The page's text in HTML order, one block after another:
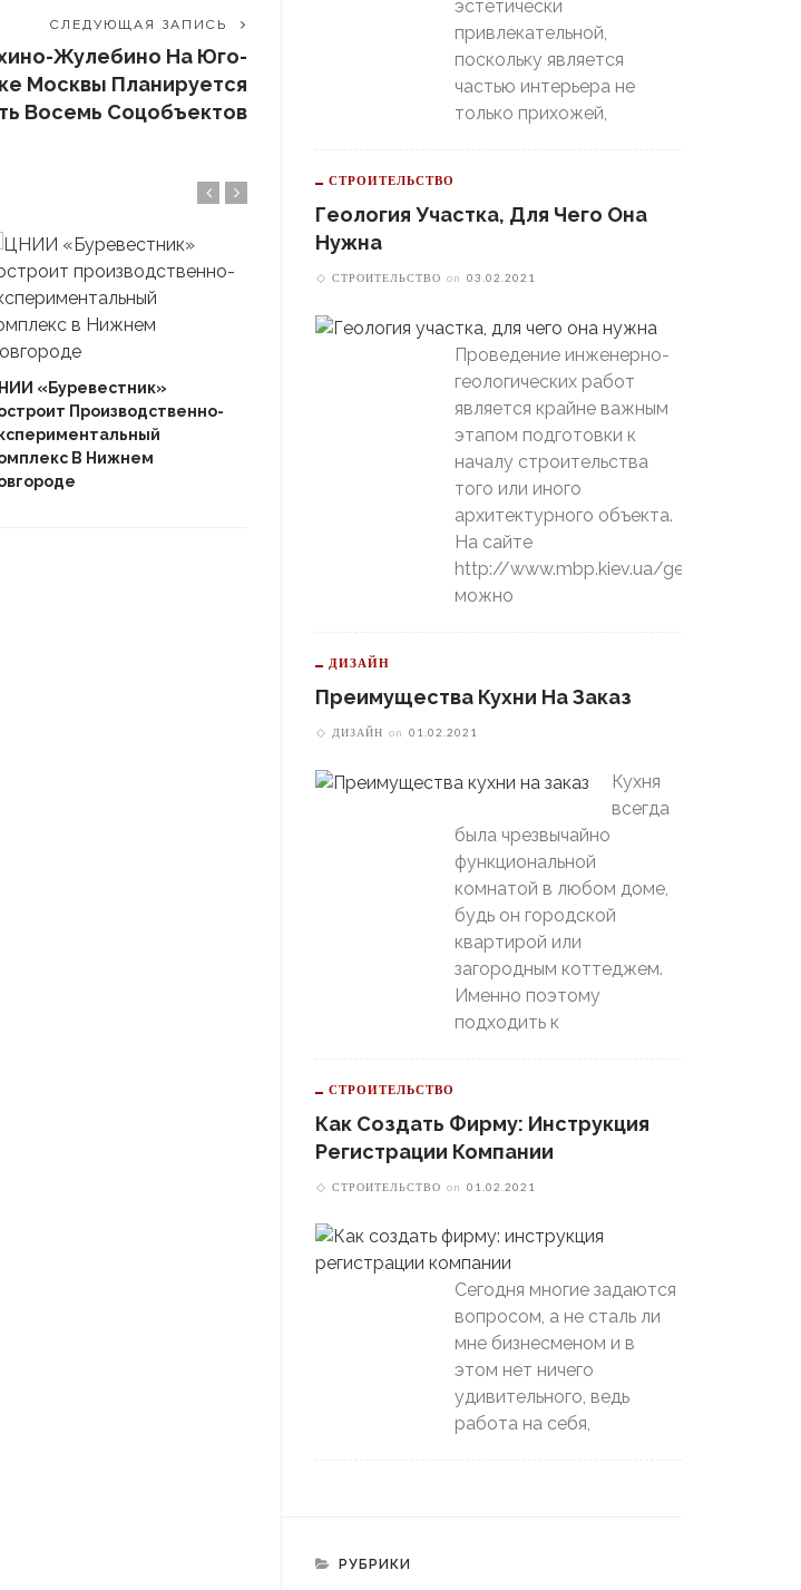
СЛЕДУЮЩАЯ ЗАПИСЬ
Жулебино На Юго-
Москвы Планируется
Восемь Соцобъектов
«Буревестник»
Производственно-
В Нижнем
«Автомобилист» Вышел В
Плей-Офф, Даже Не Доиграв
В Свердловской Области
Пойдет Сильный Снег, А
Потом Резко Похолодает
эстетически
привлекательной,
поскольку является
частью интерьера не
только прихожей,
СТРОИТЕЛЬСТВО
Геология Участка, Для Чего Она
Нужна
СТРОИТЕЛЬСТВО on 03.02.2021
Проведение инженерно-
геологических работ
является крайне важным
этапом подготовки к
началу строительства
того или иного
архитектурного объекта.
На сайте
http://www.mbp.kiev.ua/geology
можно
ДИЗАЙН
Преимущества Кухни На Заказ
ДИЗАЙН on 01.02.2021
Кухня
всегда
была чрезвычайно
функциональной
комнатой в любом доме,
будь он городской
квартирой или
загородным коттеджем.
Именно поэтому
подходить к
СТРОИТЕЛЬСТВО
Как Создать Фирму: Инструкция
Регистрации Компании
СТРОИТЕЛЬСТВО on 01.02.2021
Сегодня многие задаются
вопросом, а не сталь ли
мне бизнесменом и в
этом нет ничего
удивительного, ведь
работа на себя,
РУБРИКИ